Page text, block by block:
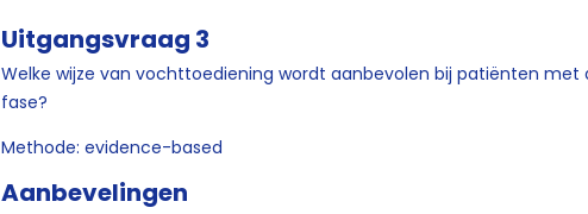
Uitgangsvraag 3
Welke wijze van vochttoediening wordt aanbevolen bij patiënten met
fase?
Methode: evidence-based
Aanbevelingen